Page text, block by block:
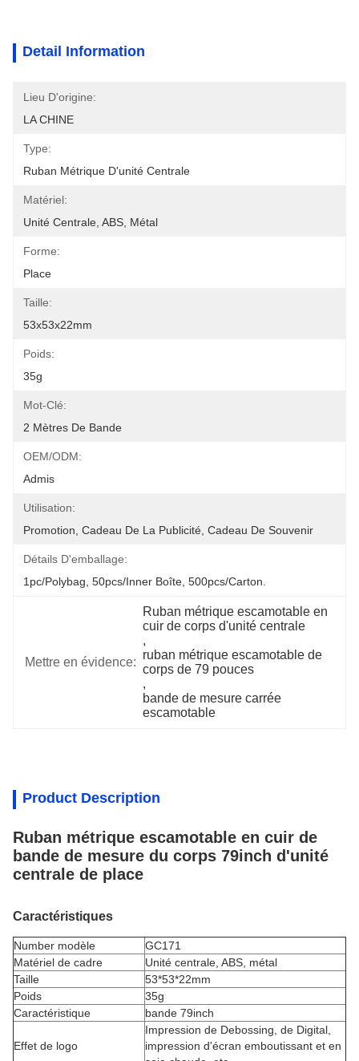
Detail Information
Lieu D'origine:
LA CHINE
Type:
Ruban Métrique D'unité Centrale
Matériel:
Unité Centrale, ABS, Métal
Forme:
Place
Taille:
53x53x22mm
Poids:
35g
Mot-Clé:
2 Mètres De Bande
OEM/ODM:
Admis
Utilisation:
Promotion, Cadeau De La Publicité, Cadeau De Souvenir
Détails D'emballage:
1pc/polybag, 50pcs/inner Boîte, 500pcs/carton.
Mettre en évidence:
Ruban métrique escamotable en
cuir de corps d'unité centrale
,
ruban métrique escamotable de
corps de 79 pouces
,
bande de mesure carrée
escamotable
Product Description
Ruban métrique escamotable en cuir de
bande de mesure du corps 79inch d'unité
centrale de place
Caractéristiques
Number modèle
GC171
Matériel de cadre
Unité centrale, ABS, métal
Taille
53*53*22mm
Poids
35g
Caractéristique
bande 79inch
Effet de logo
Impression de Debossing, de Digital,
impression d'écran emboutissant et en